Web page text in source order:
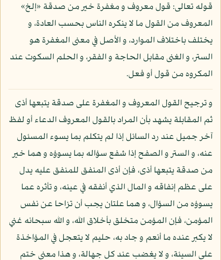
قوله تعالى: قول معروف و مغفرة خير من صدقة «إلخ»
المعروف من القول ما لا ينكره الناس بحسب العادة، و
يختلف باختلاف الموارد، و الأصل في معنى المغفرة هو
الستر، و الغنى مقابل الحاجة و الفقر، و الحلم السكوت عند
المكروه من قول أو فعل.
و ترجيح القول المعروف و المغفرة على صدقة يتبعها أذى
ثم المقابلة يشهد بأن المراد بالقول المعروف الدعاء أو لفظ
آخر جميل عند رد السائل إذا لم يتكلم بما يسوء المسئول
عنه، و الستر و الصفح إذا شفع سؤاله بما يسوؤه و هما خير
من صدقة يتبعها أذى، فإن أذى المنفق للمنفق عليه يدل
على عظم إنفاقه و المال الذي أنفقه في عينه، و تأثره عما
يسوؤه من السؤال، و هما علتان يجب أن تزاحا عن نفس
المؤمن، فإن المؤمن متخلق بأخلاق الله، و الله سبحانه غني
لا يكبر عنده ما أنعم و جاد به، حليم لا يتعجل في المؤاخذة
على السيئة، و لا يغضب عند كل جهالة، و هذا معنى ختم